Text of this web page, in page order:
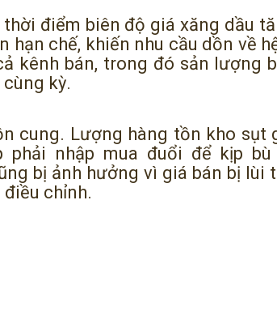
điểm biên độ giá xăng dầu
chế, khiến nhu cầu dồn về
kênh bán, trong đó sản lượng
kỳ.
cung. Lượng hàng tồn kho sụt
nhập mua đuổi để kịp bù
bị ảnh hưởng vì giá bán bị lùi
chỉnh.